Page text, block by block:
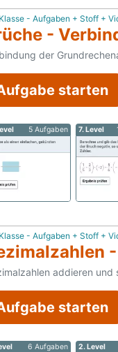
- Aufgaben + Stoff +
-
der
starten
5 Aufgaben 7. Level
- Aufgaben + Stoff +
addieren
starten
6 Aufgaben 2. Level